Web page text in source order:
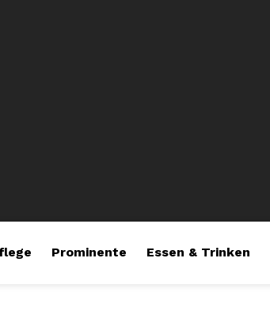
Prominente Essen & Trinken